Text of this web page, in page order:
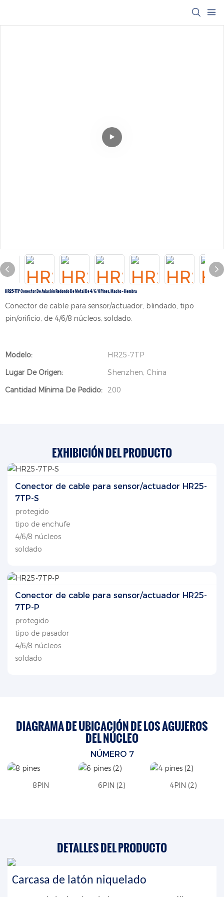
HR25-7TP Conector De Aviación Redondo De Metal De 4/6/8 Pines, Macho + Hembra
Conector de cable para sensor/actuador, blindado, tipo
pin/orificio, de 4/6/8 núcleos, soldado.
Modelo:
HR25-7TP
Lugar De Origen:
Shenzhen, China
Cantidad Mínima De Pedido:
200
EXHIBICIÓN DEL PRODUCTO
Conector de cable para sensor/actuador HR25-
7TP-S
protegido
tipo de enchufe
4/6/8 núcleos
soldado
Conector de cable para sensor/actuador HR25-
7TP-P
protegido
tipo de pasador
4/6/8 núcleos
soldado
DIAGRAMA DE UBICACIÓN DE LOS AGUJEROS
DEL NÚCLEO
NÚMERO 7
8PIN 6PIN (2) 4PIN (2)
DETALLES DEL PRODUCTO
Carcasa de latón niquelado